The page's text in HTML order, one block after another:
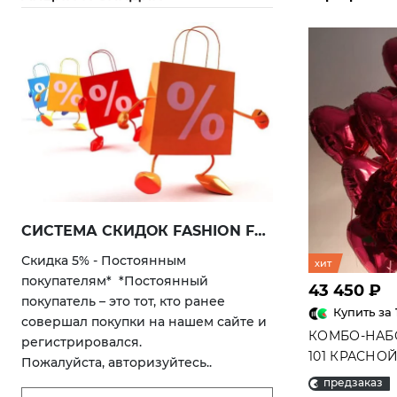
СИСТЕМА СКИДОК FASHION FLOWERS
Скидка 5% - Постоянным
покупателям* *Постоянный
покупатель – это тот, кто ранее
совершал покупки на нашем сайте и
регистрировался.
Пожалуйста, авторизуйтесь..
Каждый день
игрушки...).
оригинальные
скидкой. ..
хит
43 450 ₽
Купить за
КОМБО-
101
ОХАПКИ
предзаказ